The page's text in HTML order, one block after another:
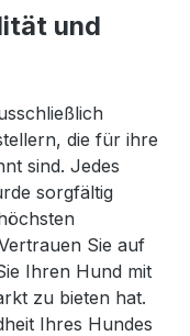
und
die für ihre
sind. Jedes
sorgfältig
Sie auf
Ihren Hund mit
zu bieten hat.
Ihres Hundes